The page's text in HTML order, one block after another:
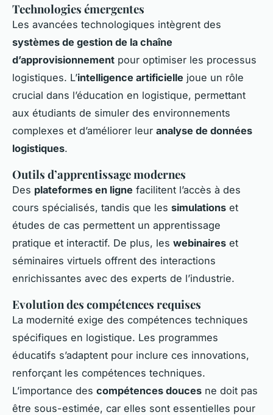
Technologies émergentes
Les avancées technologiques intègrent des
systèmes de gestion de la chaîne
d’approvisionnement pour optimiser les processus
logistiques. L’intelligence artificielle joue un rôle
crucial dans l’éducation en logistique, permettant
aux étudiants de simuler des environnements
complexes et d’améliorer leur analyse de données
logistiques.
Outils d’apprentissage modernes
Des plateformes en ligne facilitent l’accès à des
cours spécialisés, tandis que les simulations et
études de cas permettent un apprentissage
pratique et interactif. De plus, les webinaires et
séminaires virtuels offrent des interactions
enrichissantes avec des experts de l’industrie.
Evolution des compétences requises
La modernité exige des compétences techniques
spécifiques en logistique. Les programmes
éducatifs s’adaptent pour inclure ces innovations,
renforçant les compétences techniques.
L’importance des compétences douces ne doit pas
être sous-estimée, car elles sont essentielles pour